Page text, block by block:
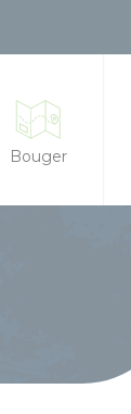
journée
Bouger
équestre